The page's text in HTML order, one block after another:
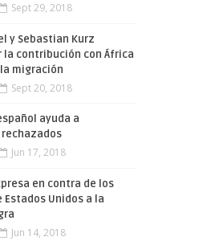
Sept 29, 2018
y Sebastian Kurz
la contribución con África
migración
Sept 20, 2018
ayuda a
Jun 17, 2018
en contra de los
Estados Unidos a la
Jun 14, 2018